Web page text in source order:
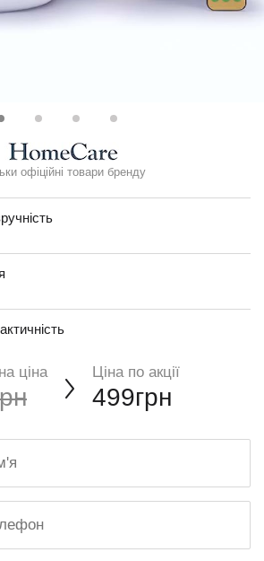
офіційні товари бренду
ціна Ціна по акції
499грн